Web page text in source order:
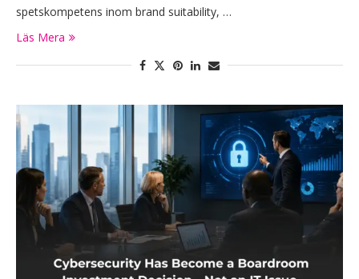
spetskompetens inom brand suitability, …
Läs Mera